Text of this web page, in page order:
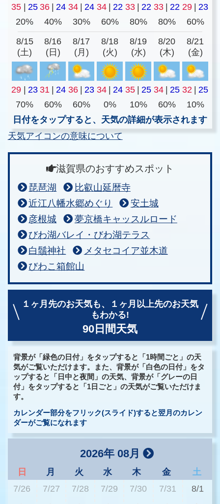
35 25 36 24 34 24 34 22 33 22 33 22 29
23
20%
40% 30% 60% 80% 80% 60%
8/15
(土)
8/16
(日)
8/17
(月)
8/18
(火)
8/19
(水)
8/20
(木)
8/21
(金)
29 23 31 24 36 23 34 24 35 25 34 25 32
25
70%
60% 60% 0% 10% 60%
10%
日付をタップすると、天気の詳細が表示されます
天気アイコンの意味について
滋賀県のおすすめスポット
琵琶湖
比叡山延暦寺
近江八幡水郷めぐり
安土城
彦根城
夢京橋キャッスルロード
びわ湖バレイ・びわ湖テラス
白鬚神社
メタセコイア並木道
びわこ箱館山
１ヶ月先のお天気も、
１ヶ月以上先のお天気
もわかる!
90日間天気
背景が「緑色の日付」をタップすると「1時間ごと」の天
気がご覧いただけます。また、背景が「白色の日付」をタ
ップすると「日中と夜間」の天気、背景が「グレーの日
付」をタップすると「1日ごと」の天気がご覧いただけま
す。
カレンダー部分をフリック(スライド)すると翌月のカレン
ダーがご覧になれます
2026年 08月
日 月 火 水 木 金
土
7/26
7/27 7/28 7/29 7/30 7/31 8/1